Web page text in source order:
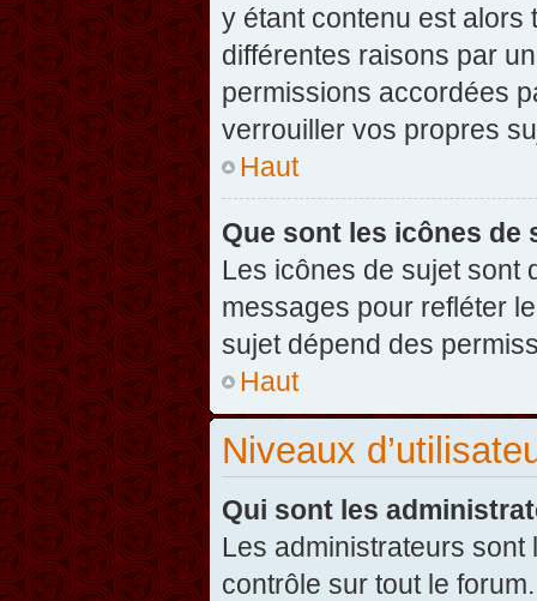
y étant contenu est alors
différentes raisons par
permissions accordées
verrouiller vos propres
Haut
Que sont les icônes de
Les icônes de sujet sont
messages pour refléter
sujet dépend des
Haut
Niveaux
Qui sont les
Les administrateurs
contrôle sur tout le